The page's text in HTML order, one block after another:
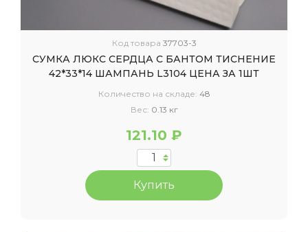
Код товара 37703-3
СУМКА ЛЮКС СЕРДЦА С БАНТОМ ТИСНЕНИЕ
42*33*14 ШАМПАНЬ L3104 ЦЕНА ЗА 1ШТ
Количество на складе: 48
Вес: 0.13 кг
121.10 ₽
Купить